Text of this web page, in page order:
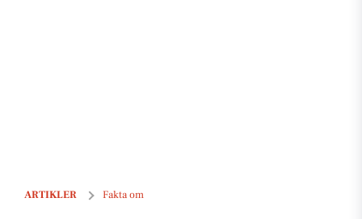
ARTIKLER Fakta om
Huspriserne går op i Aarhus Kommune